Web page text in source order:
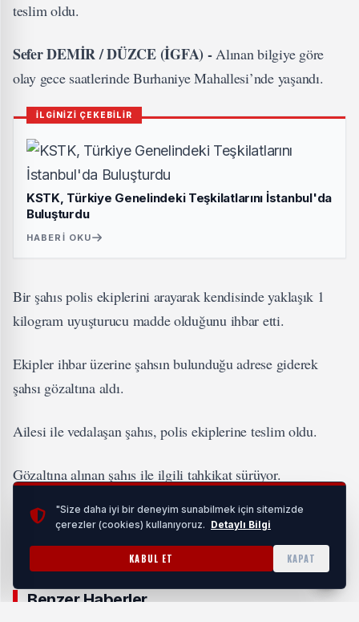
teslim oldu.
Sefer DEMİR / DÜZCE (İGFA) -Alınan bilgiye göre
olay gece saatlerinde Burhaniye Mahallesi’nde yaşandı.
İLGİNİZİ ÇEKEBİLİR
KSTK, Türkiye Genelindeki Teşkilatlarını İstanbul'da
Buluşturdu
HABERI OKU
Bir şahıs polis ekiplerini arayarak kendisinde yaklaşık 1
kilogram uyuşturucu madde olduğunu ihbar etti.
Ekipler ihbar üzerine şahsın bulunduğu adrese giderek
şahsı gözaltına aldı.
Ailesi ile vedalaşan şahıs, polis ekiplerine teslim oldu.
Gözaltına alınan şahıs ile ilgili tahkikat sürüyor.
Benzer Haberler
"Size daha iyi bir deneyim sunabilmek için sitemizde
çerezler (cookies) kullanıyoruz. Detaylı Bilgi
KABUL ET KAPAT